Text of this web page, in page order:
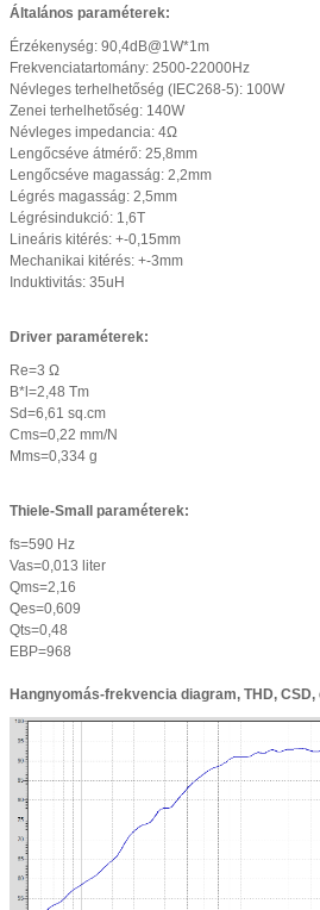
Általános paraméterek:
Érzékenység: 90,4dB@1W*1m
Frekvenciatartomány: 2500-22000Hz
Névleges terhelhetőség (IEC268-5): 100W
Zenei terhelhetőség: 140W
Névleges impedancia: 4Ω
Lengőcséve átmérő: 25,8mm
Lengőcséve magasság: 2,2mm
Légrés magasság: 2,5mm
Légrésindukció: 1,6T
Lineáris kitérés: +-0,15mm
Mechanikai kitérés: +-3mm
Induktivitás: 35uH
Driver paraméterek:
Re=3 Ω
B*l=2,48 Tm
Sd=6,61 sq.cm
Cms=0,22 mm/N
Mms=0,334 g
Thiele-Small paraméterek:
fs=590 Hz
Vas=0,013 liter
Qms=2,16
Qes=0,609
Qts=0,48
EBP=968
Hangnyomás-frekvencia diagram, THD,